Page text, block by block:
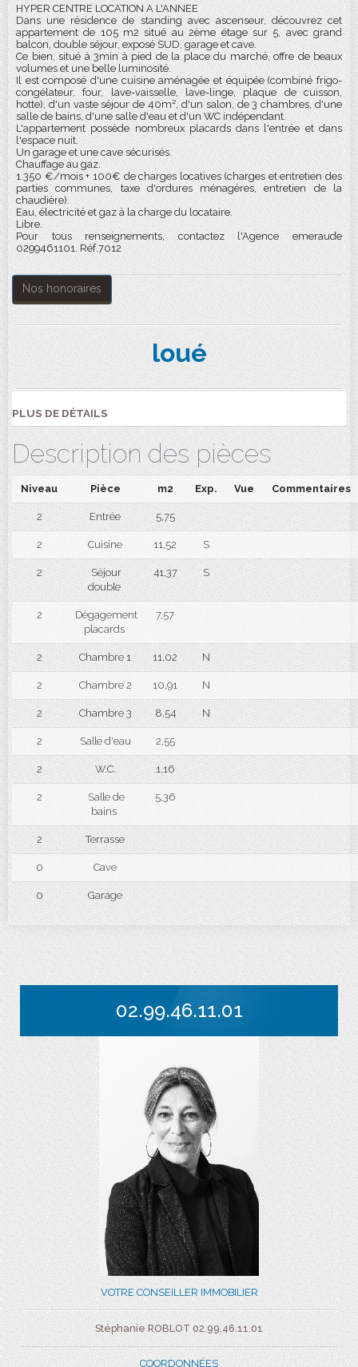
HYPER CENTRE LOCATION A L'ANNEE
Dans une résidence de standing avec ascenseur, découvrez cet
appartement de 105 m2 situé au 2ème étage sur 5, avec grand
balcon, double séjour, exposé SUD, garage et cave.
Ce bien, situé à 3min à pied de la place du marché, offre de beaux
volumes et une belle luminosité.
Il est composé d'une cuisine aménagée et équipée (combiné frigo-
congélateur, four, lave-vaisselle, lave-linge, plaque de cuisson,
hotte), d'un vaste séjour de 40m², d'un salon, de 3 chambres, d'une
salle de bains, d'une salle d'eau et d'un WC indépendant.
L'appartement possède nombreux placards dans l'entrée et dans
l'espace nuit.
Un garage et une cave sécurisés.
Chauffage au gaz.
1.350 €/mois + 100€ de charges locatives (charges et entretien des
parties communes, taxe d'ordures ménagères, entretien de la
chaudière).
Eau, électricité et gaz à la charge du locataire.
Libre.
Pour tous renseignements, contactez l'Agence emeraude
0299461101. Réf.7012
Nos honoraires
loué
PLUS DE DÉTAILS
Description des pièces
Niveau Pièce m2 Exp. Vue Commentaires
2 Entrée 5,75
2 Cuisine 11,52 S
2
Séjour
double
41,37 S
2
Dégagement
placards
7,57
2 Chambre 1 11,02 N
2 Chambre 2 10,91 N
2 Chambre 3 8,54 N
2 Salle d'eau 2,55
2 W.C. 1,16
2
Salle de
bains
5,36
2 Terrasse
0 Cave
0 Garage
02.99.46.11.01
VOTRE CONSEILLER IMMOBILIER
Stéphanie ROBLOT 02.99.46.11.01
COORDONNÉES